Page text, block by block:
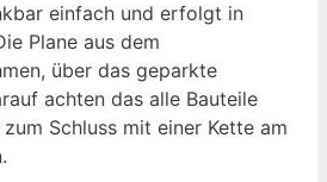
einfach und erfolgt in
Plane aus dem
über das geparkte
achten das alle Bauteile
Schluss mit einer Kette am